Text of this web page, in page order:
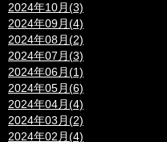
2024年10月(3)
2024年09月(4)
2024年08月(2)
2024年07月(3)
2024年06月(1)
2024年05月(6)
2024年04月(4)
2024年03月(2)
2024年02月(4)